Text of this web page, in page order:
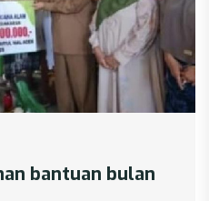
bantuan bulan